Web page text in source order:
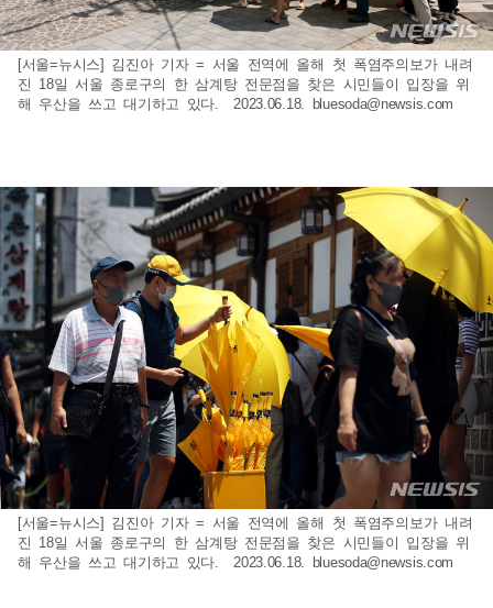
[서울=뉴시스] 김진아 기자 = 서울 전역에 올해 첫 폭염주의보가 내려
진 18일 서울 종로구의 한 삼계탕 전문점을 찾은 시민들이 입장을 위
해 우산을 쓰고 대기하고 있다. 2023.06.18.
bluesoda@newsis.com
[서울=뉴시스] 김진아 기자 = 서울 전역에 올해 첫 폭염주의보가 내려
진 18일 서울 종로구의 한 삼계탕 전문점을 찾은 시민들이 입장을 위
해 우산을 쓰고 대기하고 있다. 2023.06.18.
bluesoda@newsis.com